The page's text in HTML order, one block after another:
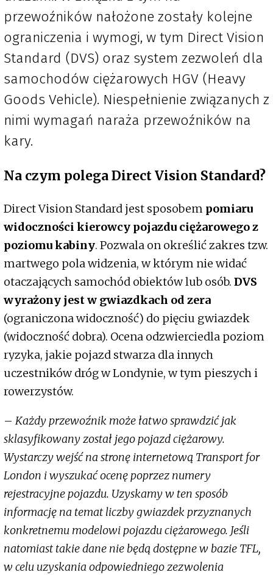
przewoźników nałożone zostały kolejne
ograniczenia i wymogi, w tym Direct Vision
Standard (DVS) oraz system zezwoleń dla
samochodów ciężarowych HGV (Heavy
Goods Vehicle). Niespełnienie związanych z
nimi wymagań naraża przewoźników na
kary.
Na czym polega Direct Vision Standard?
Direct Vision Standard jest sposobem pomiaru
widoczności kierowcy pojazdu ciężarowego z
poziomu kabiny. Pozwala on określić zakres tzw.
martwego pola widzenia, w którym nie widać
otaczających samochód obiektów lub osób. DVS
wyrażony jest w gwiazdkach od zera
(ograniczona widoczność) do pięciu gwiazdek
(widoczność dobra). Ocena odzwierciedla poziom
ryzyka, jakie pojazd stwarza dla innych
uczestników dróg w Londynie, w tym pieszych i
rowerzystów.
– Każdy przewoźnik może łatwo sprawdzić jak
sklasyfikowany został jego pojazd ciężarowy.
Wystarczy wejść na stronę internetową Transport for
London i wyszukać ocenę poprzez numery
rejestracyjne pojazdu. Uzyskamy w ten sposób
informację na temat liczby gwiazdek przyznanych
konkretnemu modelowi pojazdu ciężarowego. Jeśli
natomiast takie dane nie będą dostępne w bazie TFL,
w celu uzyskania odpowiedniego zezwolenia